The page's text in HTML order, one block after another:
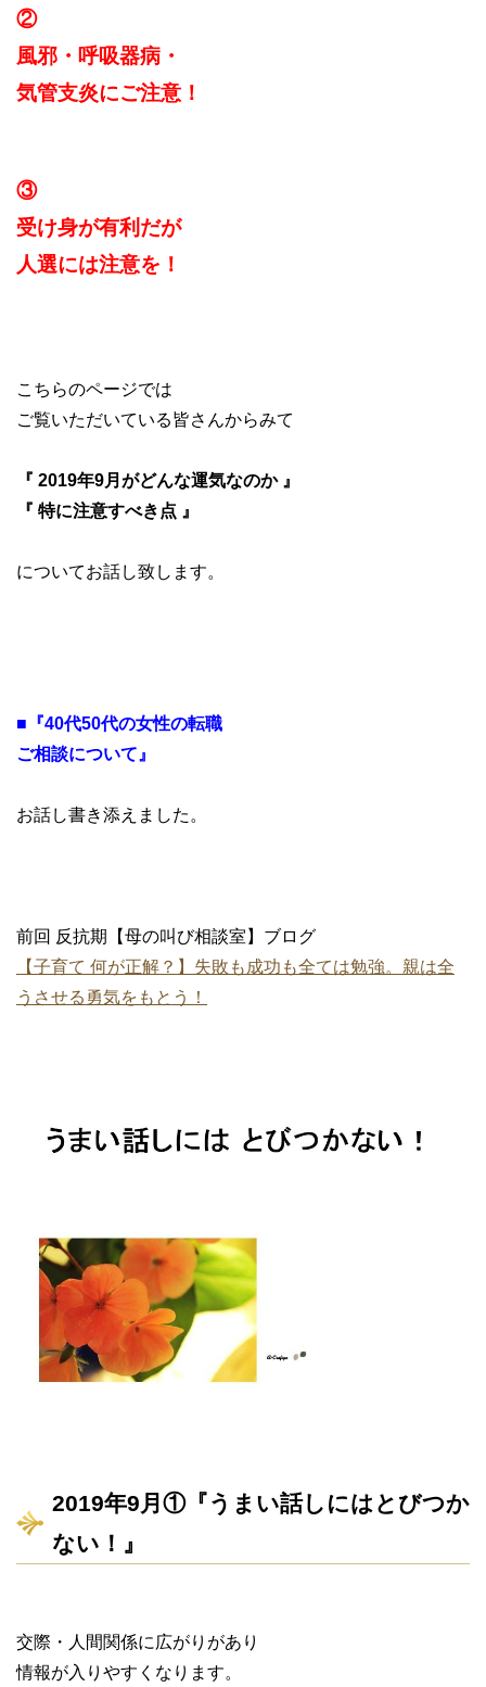
②
風邪・呼吸器病・
気管支炎にご注意！
③
受け身が有利だが
人選には注意を！
こちらのページでは
ご覧いただいている皆さんからみて
『 2019年9月がどんな運気なのか 』
『 特に注意すべき点 』
についてお話し致します。
■『40代50代の女性の転職
ご相談について』
お話し書き添えました。
前回 反抗期【母の叫び相談室】ブログ
【子育て 何が正解？】失敗も成功も全ては勉強。親は全
うさせる勇気をもとう！
2019年9月①『うまい話しにはとびつか
ない！』
交際・人間関係に広がりがあり
情報が入りやすくなります。